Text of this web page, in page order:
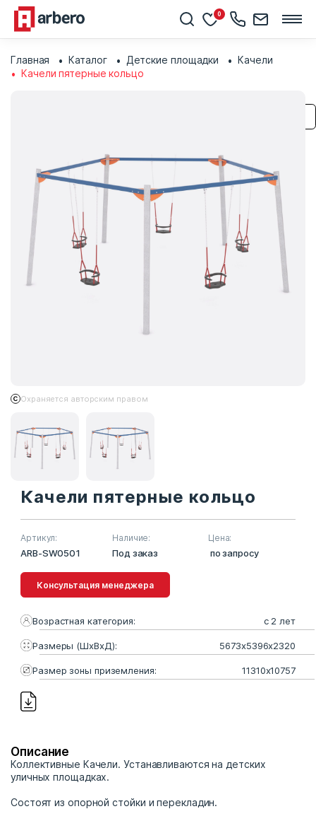
0
Главная Каталог Детские площадки
Качели
Качели пятерные кольцо
Охраняется авторским правом
Качели пятерные кольцо
Артикул:
ARB-SW0501
Наличие:
Под заказ
Цена:
по запросу
Консультация менеджера
Возрастная категория: с 2 лет
Размеры (ШхВхД): 5673х5396х2320
Размер зоны приземления: 11310х10757
Описание
Коллективные Качели. Устанавливаются на детских
уличных площадках.
Состоят из опорной стойки и перекладин.